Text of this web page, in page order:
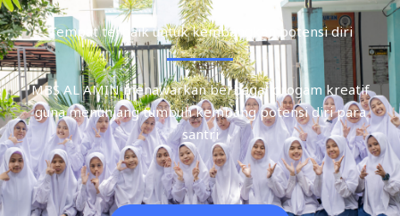
Tempat terbaik untuk kembangkan potensi diri
MBS AL AMIN menawarkan berbagai progam kreatif
guna menunjang tumbuh kembang potensi diri para
santri